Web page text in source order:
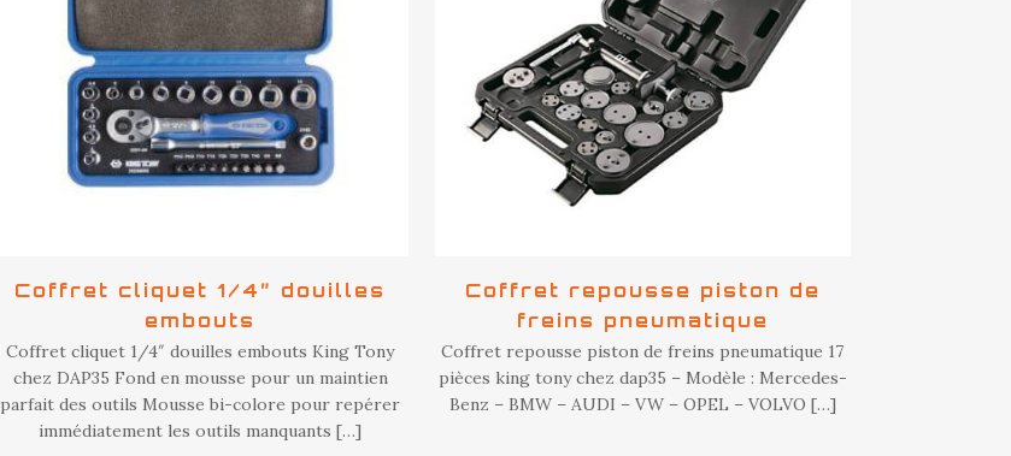
Coffret cliquet 1/4″ douilles
embouts
Coffret cliquet 1/4″ douilles embouts King Tony
chez DAP35 Fond en mousse pour un maintien
parfait des outils Mousse bi-colore pour repérer
immédiatement les outils manquants […]
Coffret repousse piston de
freins pneumatique
Coffret repousse piston de freins pneumatique 17
pièces king tony chez dap35 – Modèle : Mercedes-
Benz – BMW – AUDI – VW – OPEL – VOLVO […]